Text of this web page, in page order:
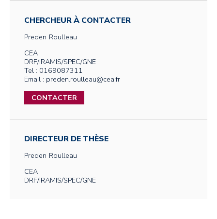
CHERCHEUR À CONTACTER
Preden Roulleau
CEA
DRF/IRAMIS/SPEC/GNE
Tel : 0169087311
Email : preden.roulleau@cea.fr
CONTACTER
DIRECTEUR DE THÈSE
Preden Roulleau
CEA
DRF/IRAMIS/SPEC/GNE